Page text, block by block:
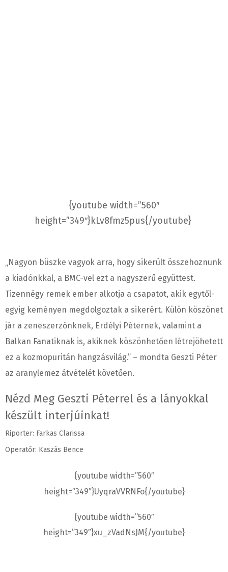
{youtube width=”560″
height=”349″}kLv8fmz5pus{/youtube}
„Nagyon büszke vagyok arra, hogy sikerült összehoznunk
a kiadónkkal, a BMC-vel ezt a nagyszerű együttest.
Tizennégy remek ember alkotja a csapatot, akik egytől-
egyig keményen megdolgoztak a sikerért. Külön köszönet
jár a zeneszerzőnknek, Erdélyi Péternek, valamint a
Balkan Fanatiknak is, akiknek köszönhetően létrejöhetett
ez a kozmopuritán hangzásvilág.” – mondta Geszti Péter
az aranylemez átvételét követően.
Nézd Meg Geszti Péterrel és a lányokkal
készült interjúinkat!
Riporter: Farkas Clarissa
Operatőr: Kaszás Bence
{youtube width=”560″
height=”349″}UyqraVVRNFo{/youtube}
{youtube width=”560″
height=”349″}xu_zVadNsJM{/youtube}